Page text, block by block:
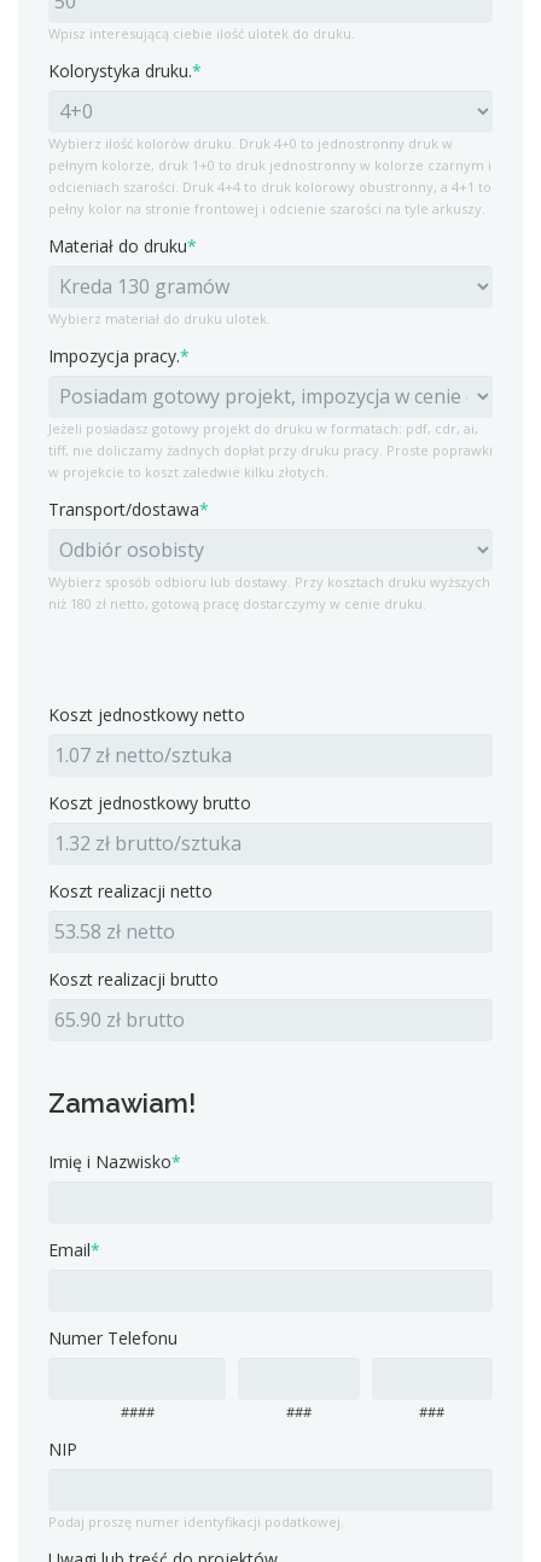
Wpisz interesującą ciebie ilość ulotek do druku.
Kolorystyka druku.*
Wybierz ilość kolorów druku. Druk 4+0 to jednostronny druk w
pełnym kolorze, druk 1+0 to druk jednostronny w kolorze czarnym i
odcieniach szarości. Druk 4+4 to druk kolorowy obustronny, a 4+1 to
pełny kolor na stronie frontowej i odcienie szarości na tyle arkuszy.
Materiał do druku*
Wybierz materiał do druku ulotek.
Impozycja pracy.*
Jeżeli posiadasz gotowy projekt do druku w formatach: pdf, cdr, ai,
tiff, nie doliczamy żadnych dopłat przy druku pracy. Proste poprawki
w projekcie to koszt zaledwie kilku złotych.
Transport/dostawa*
Wybierz sposób odbioru lub dostawy. Przy kosztach druku wyższych
niż 180 zł netto, gotową pracę dostarczymy w cenie druku.
Koszt jednostkowy netto
Koszt jednostkowy brutto
Koszt realizacji netto
Koszt realizacji brutto
Zamawiam!
Imię i Nazwisko*
Email*
Numer Telefonu
#### ### ###
NIP
Podaj proszę numer identyfikacji podatkowej.